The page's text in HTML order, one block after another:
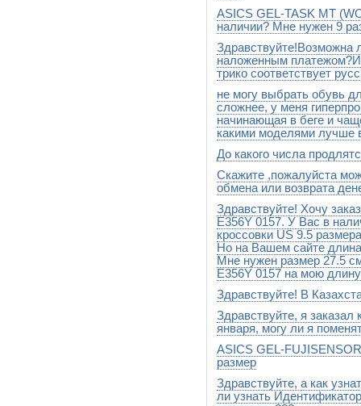
добрый день. В
ASICS GEL-TASK MT
наличии? Мне нужен 9
Добрый день. Это модель
модель в продаже, то
Здравствуйте!Возможна
наложенным платежом?И
трико соответствует
Добрый день. Выбирайте
платежом отправляем, без
не могу выбрать обувь
сложнее, у меня
начинающая в беге и
какими моделями лучше
Лучше всего в Asics Вам
2000, посмотреть можно
До какого числа
Ориентировочно до конца
Скажите ,пожалуйста
обмена или возврата
Конечно можно. Неношеный
дней с момента получения
течении 30 дней с момента
Здравствуйте! Хочу
E356Y 0157. У Вас в
кроссовки US 9.5
Но на Вашем сайте
Мне нужен размер 27.5
E356Y 0157 на мою
9,5 (27,5 см)это
другая размерность в US.
моделях Вам надо выбирать
размера сейчас нет. Такой
моделях,которые есть на
Здравствуйте! В
Добрый день. Да,
Здравствуйте, я
января, могу ли я
Да, конечно можно. Пишите
ASICS GEL-
размер
К сожалению на данный
Здравствуйте, а как
ли узнать